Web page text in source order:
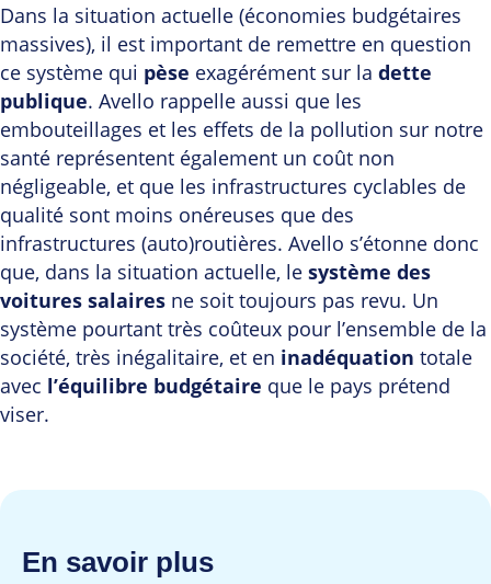
Dans la situation actuelle (économies budgétaires
massives), il est important de remettre en question
ce système qui pèse exagérément sur la dette
publique. Avello rappelle aussi que les
embouteillages et les effets de la pollution sur notre
santé représentent également un coût non
négligeable, et que les infrastructures cyclables de
qualité sont moins onéreuses que des
infrastructures (auto)routières. Avello s’étonne donc
que, dans la situation actuelle, le système des
voitures salaires ne soit toujours pas revu. Un
système pourtant très coûteux pour l’ensemble de la
société, très inégalitaire, et en inadéquation totale
avec l’équilibre budgétaire que le pays prétend
viser.
En savoir plus